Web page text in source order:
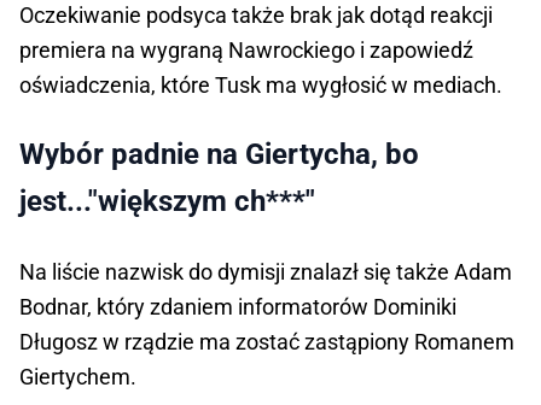
Oczekiwanie podsyca także brak jak dotąd reakcji
premiera na wygraną Nawrockiego i zapowiedź
oświadczenia, które Tusk ma wygłosić w mediach.
Wybór padnie na Giertycha, bo
jest..."większym ch***"
Na liście nazwisk do dymisji znalazł się także Adam
Bodnar, który zdaniem informatorów Dominiki
Długosz w rządzie ma zostać zastąpiony Romanem
Giertychem.